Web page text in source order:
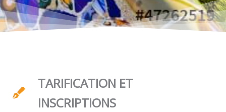
TARIFICATION ET
INSCRIPTIONS